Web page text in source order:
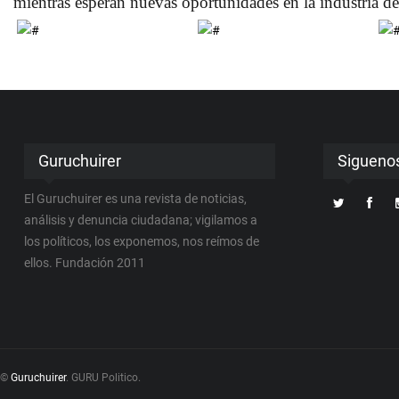
Guruchuirer
El Guruchuirer es una revista de noticias,
análisis y denuncia ciudadana; vigilamos a
los políticos, los exponemos, nos reímos de
ellos. Fundación 2011
© Guruchuirer. GURU Politico.